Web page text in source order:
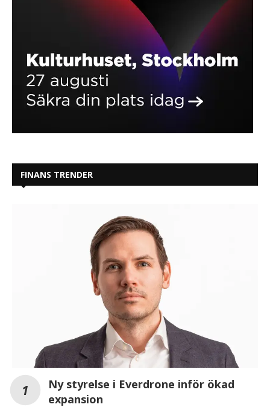
FINANS TRENDER
Ny styrelse i Everdrone inför ökad
expansion